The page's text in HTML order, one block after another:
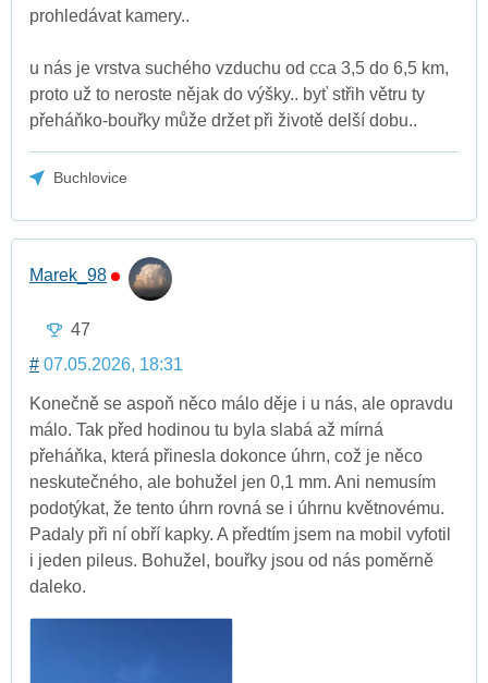
prohledávat kamery..
u nás je vrstva suchého vzduchu od cca 3,5 do 6,5 km,
proto už to neroste nějak do výšky.. byť střih větru ty
přeháňko-bouřky může držet při životě delší dobu..
Buchlovice
Marek_98
47
# 07.05.2026, 18:31
Konečně se aspoň něco málo děje i u nás, ale opravdu
málo. Tak před hodinou tu byla slabá až mírná
přeháňka, která přinesla dokonce úhrn, což je něco
neskutečného, ale bohužel jen 0,1 mm. Ani nemusím
podotýkat, že tento úhrn rovná se i úhrnu květnovému.
Padaly při ní obří kapky. A předtím jsem na mobil vyfotil
i jeden pileus. Bohužel, bouřky jsou od nás poměrně
daleko.